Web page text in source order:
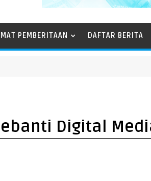
PEMBERITAAN DAFTAR BERITA
Gunakan Sudut Pandang Masyarakat
Digital